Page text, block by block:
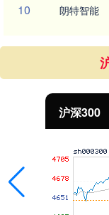
10 朗特智能
沪深300